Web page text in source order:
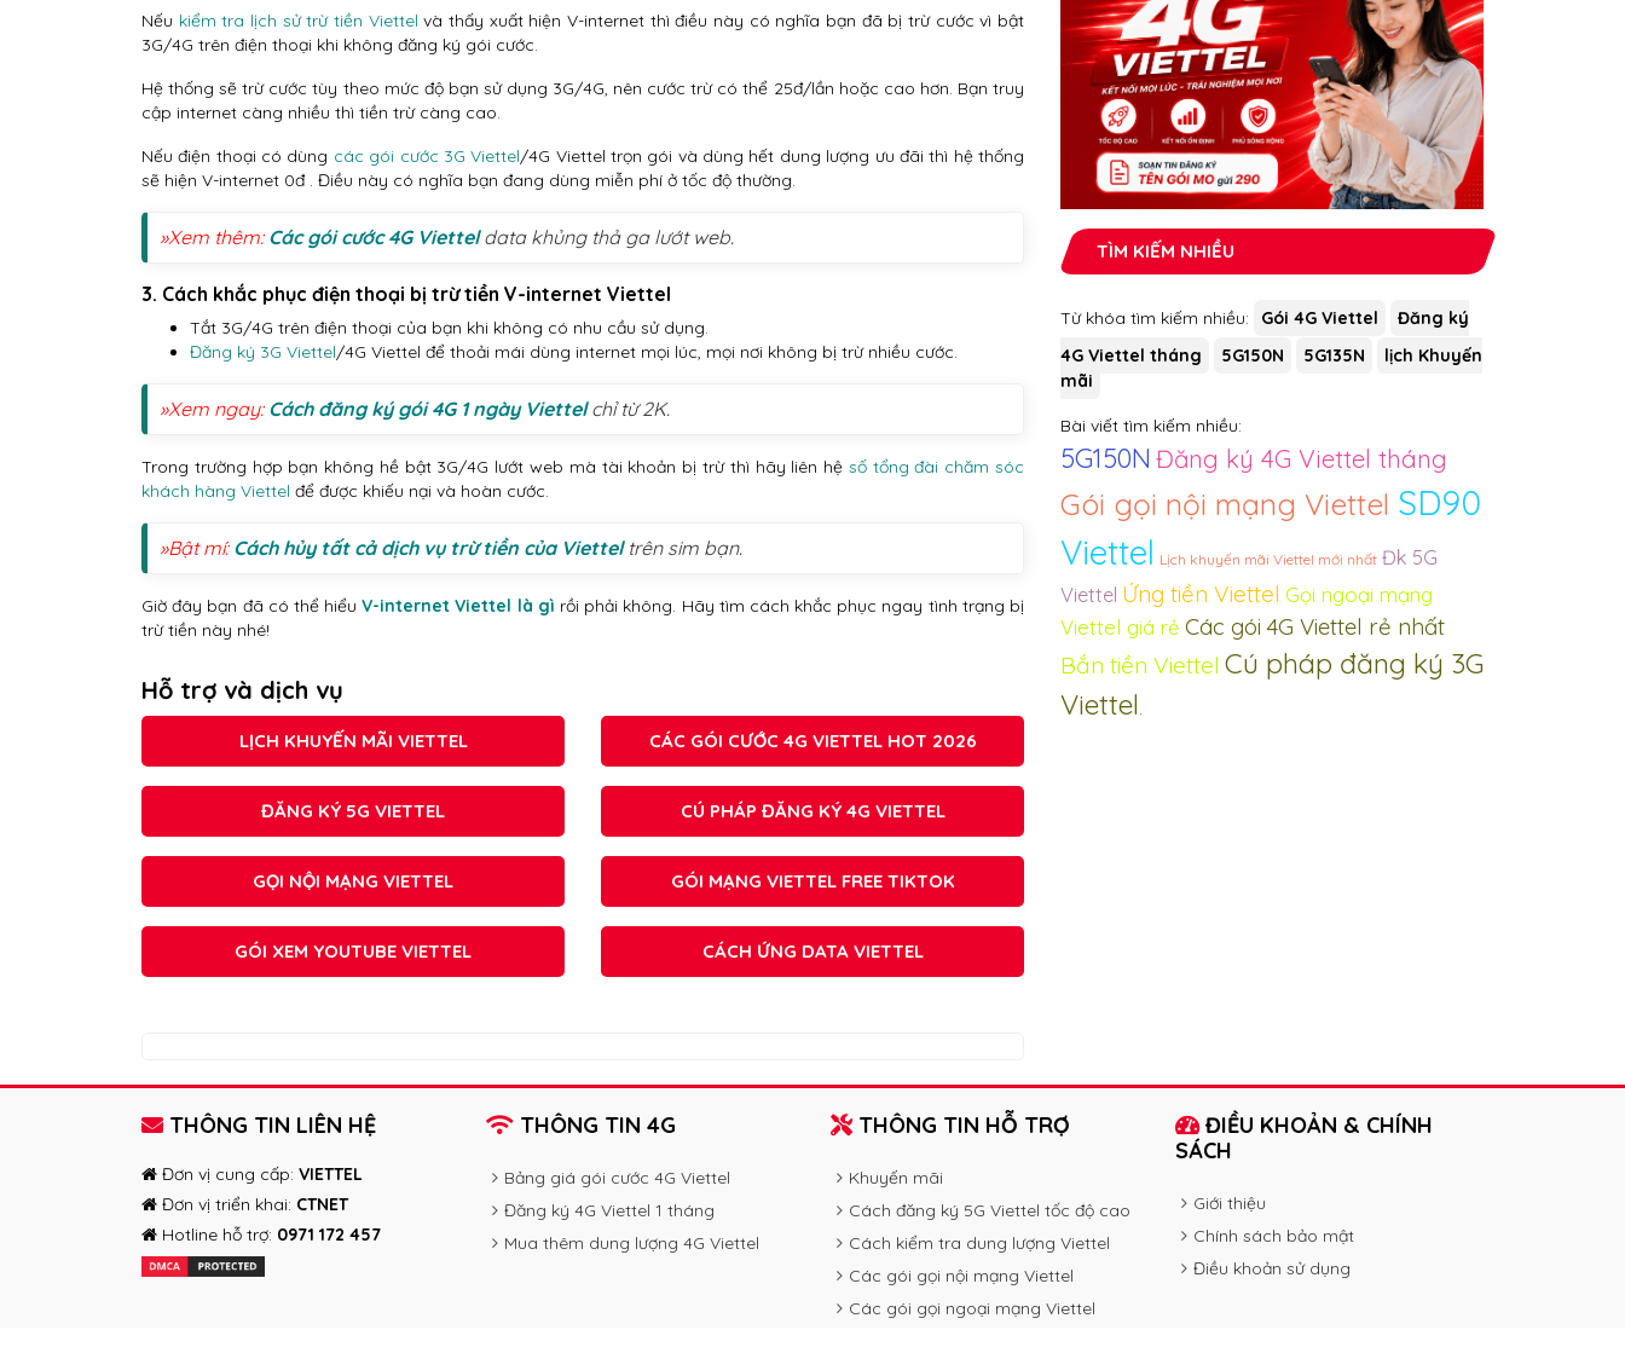
Nếu kiểm tra lịch sử trừ tiền Viettel và thấy xuất hiện V-internet thì điều này có nghĩa bạn đã bị trừ cước vì bật
3G/4G trên điện thoại khi không đăng ký gói cước.
Hệ thống sẽ trừ cước tùy theo mức độ bạn sử dụng 3G/4G, nên cước trừ có thể 25đ/lần hoặc cao hơn. Bạn truy
cập internet càng nhiều thì tiền trừ càng cao.
Nếu điện thoại có dùng các gói cước 3G Viettel/4G Viettel trọn gói và dùng hết dung lượng ưu đãi thì hệ thống
sẽ hiện V-internet 0đ . Điều này có nghĩa bạn đang dùng miễn phí ở tốc độ thường.
»Xem thêm: Các gói cước 4G Vietteldata khủng thả ga lướt web.
3. Cách khắc phục điện thoại bị trừ tiền V-internet Viettel
Tắt 3G/4G trên điện thoại của bạn khi không có nhu cầu sử dụng.
Đăng ký 3G Viettel/4G Viettel để thoải mái dùng internet mọi lúc, mọi nơi không bị trừ nhiều cước.
»Xem ngay: Cách đăng ký gói 4G 1 ngày Viettelchỉ từ 2K.
Trong trường hợp bạn không hề bật 3G/4G lướt web mà tài khoản bị trừ thì hãy liên hệ số tổng đài chăm sóc
khách hàng Viettel để được khiếu nại và hoàn cước.
»Bật mí: Cách hủy tất cả dịch vụ trừ tiền của Vietteltrên sim bạn.
Giờ đây bạn đã có thể hiểuV-internet Viettel là gì rồi phải không. Hãy tìm cách khắc phục ngay tình trạng bị
trừ tiền này nhé!
Hỗ trợ và dịch vụ
LỊCH KHUYẾN MÃI VIETTEL CÁC GÓI CƯỚC 4G VIETTEL HOT 2026
ĐĂNG KÝ 5G VIETTEL CÚ PHÁP ĐĂNG KÝ 4G VIETTEL
GỌI NỘI MẠNG VIETTEL GÓI MẠNG VIETTEL FREE TIKTOK
GÓI XEM YOUTUBE VIETTEL CÁCH ỨNG DATA VIETTEL
TÌM KIẾM NHIỀU
Từ khóa tìm kiếm nhiều: Gói 4G Viettel
Đăng ký
4G Viettel tháng
5G150N 5G135N
lịch Khuyến
mãi
Bài viết tìm kiếm nhiều:
5G150N Đăng ký 4G Viettel tháng
Gói gọi nội mạng Viettel SD90
Viettel Lịch khuyến mãi Viettel mới nhất Đk 5G
Viettel Ứng tiền Viettel Gọi ngoại mạng
Viettel giá rẻ Các gói 4G Viettel rẻ nhất
Bắn tiền Viettel Cú pháp đăng ký 3G
Viettel.
THÔNG TIN LIÊN HỆ
Đơn vị cung cấp: VIETTEL
Đơn vị triển khai: CTNET
Hotline hỗ trợ: 0971 172 457
THÔNG TIN 4G
Bảng giá gói cước 4G Viettel
Đăng ký 4G Viettel 1 tháng
Mua thêm dung lượng 4G Viettel
THÔNG TIN HỖ TRỢ
Khuyến mãi
Cách đăng ký 5G Viettel tốc độ cao
Cách kiểm tra dung lượng Viettel
Các gói gọi nội mạng Viettel
Các gói gọi ngoại mạng Viettel
ĐIỀU KHOẢN & CHÍNH
SÁCH
Giới thiệu
Chính sách bảo mật
Điều khoản sử dụng